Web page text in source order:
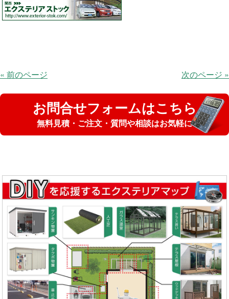
« 前のページ 次のページ »
お問合せフォームはこちら
無料見積・ご注文・質問や相談はお気軽に